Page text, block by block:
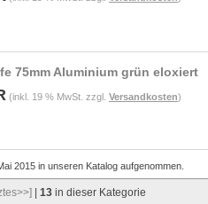
75mm Aluminium grün eloxiert
(inkl. 19 % MwSt. zzgl. Versandkosten)
2015 in unseren Katalog aufgenommen.
13 in dieser Kategorie